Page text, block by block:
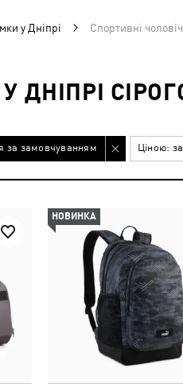
у Дніпрі Спортивні
ДНІПРІ
за замовчуванням Ціною:
НОВИНКА